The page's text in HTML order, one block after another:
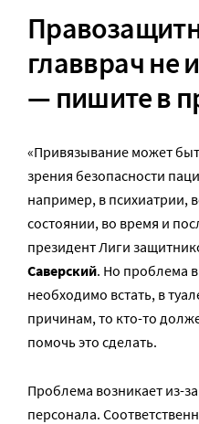
главврач не
— пишите в
«Привязывание может
зрения безопасности
например, в психиатрии,
состоянии, во время и
президент Лиги
Саверский. Но проблема
необходимо встать, в
причинам, то кто-то
помочь это сделать.
Проблема возникает из-за
персонала.